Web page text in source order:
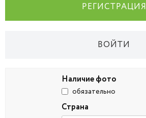
РЕГИСТРАЦИЯ
ВОЙТИ
Наличие фото
обязательно
Страна